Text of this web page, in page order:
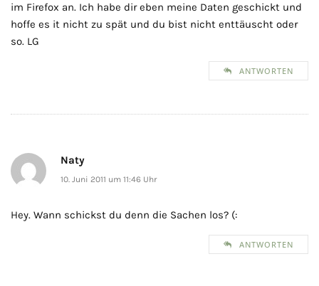
im Firefox an. Ich habe dir eben meine Daten geschickt und
hoffe es it nicht zu spät und du bist nicht enttäuscht oder
so. LG
ANTWORTEN
Naty
10. Juni 2011 um 11:46 Uhr
Hey. Wann schickst du denn die Sachen los? (:
ANTWORTEN